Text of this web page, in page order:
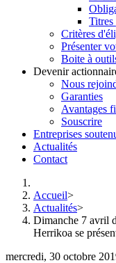
Critères
Présenter
Boite à
Devenir
Nous
Garanties
Avantages
Souscrire
Entreprises
Actualités
Contact
Accueil>
Actualités>
Dimanche 7 avril
Herrikoa se
mercredi, 30 octobre